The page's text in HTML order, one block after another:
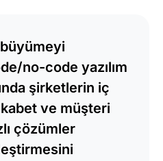
no-code yazılım
şirketlerin iç
ve müşteri
çözümler